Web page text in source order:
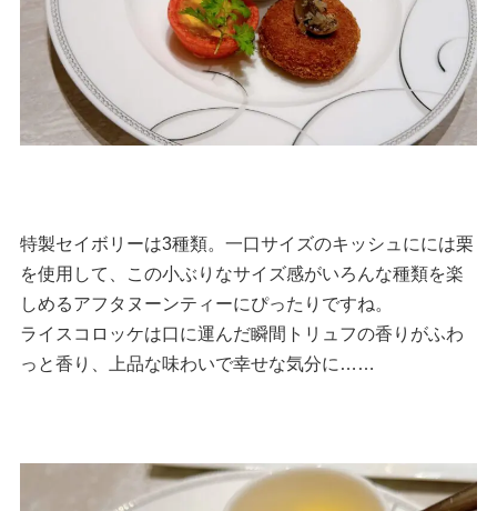
特製セイボリーは3種類。一口サイズのキッシュにには栗
を使用して、この小ぶりなサイズ感がいろんな種類を楽
しめるアフタヌーンティーにぴったりですね。
ライスコロッケは口に運んだ瞬間トリュフの香りがふわ
っと香り、上品な味わいで幸せな気分に……